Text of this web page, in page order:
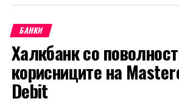
БАНКИ
Халкбанк со
корисниците на
Debit